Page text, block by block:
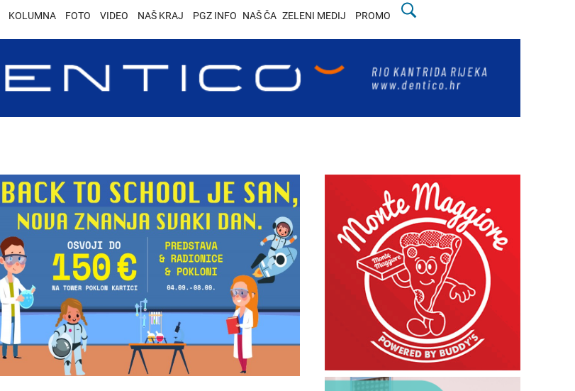
KOLUMNA FOTO VIDEO NAŠ KRAJ PGZ INFO NAŠ ČA ZELENI MEDIJ PROMO